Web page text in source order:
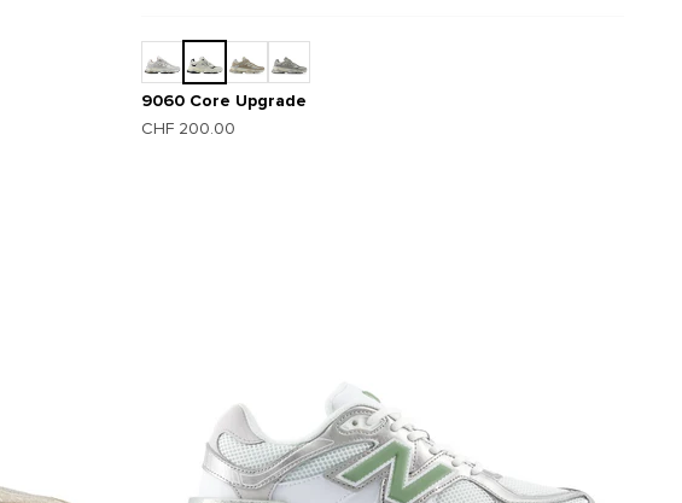
9060 Core Upgrade
Angebot
CHF 200.00